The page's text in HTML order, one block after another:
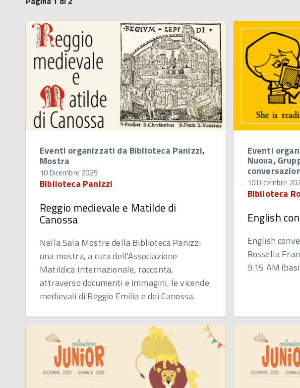
Eventi organizzati da Biblioteca Panizzi,
Mostra
10 Dicembre 2025
Biblioteca Panizzi
Reggio medievale e Matilde di
Canossa
Nella Sala Mostre della Biblioteca Panizzi
una mostra, a cura dell'Associazione
Matildica Internazionale, racconta,
attraverso documenti e immagini, le vicende
medievali di Reggio Emilia e dei Canossa.
Eventi
Nuova,
10 Dicembre
Biblioteca
English
English
Rossella
9.15 AM